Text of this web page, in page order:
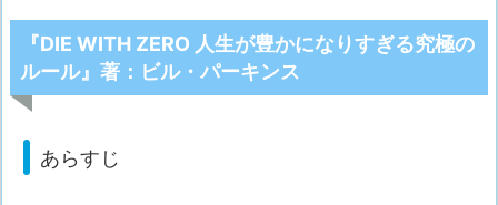
『DIE WITH ZERO 人生が豊かになりすぎる究極の
ルール』著：ビル・パーキンス
あらすじ